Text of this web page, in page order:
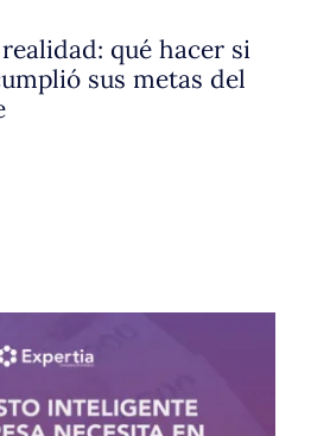
qué hacer si
sus metas del